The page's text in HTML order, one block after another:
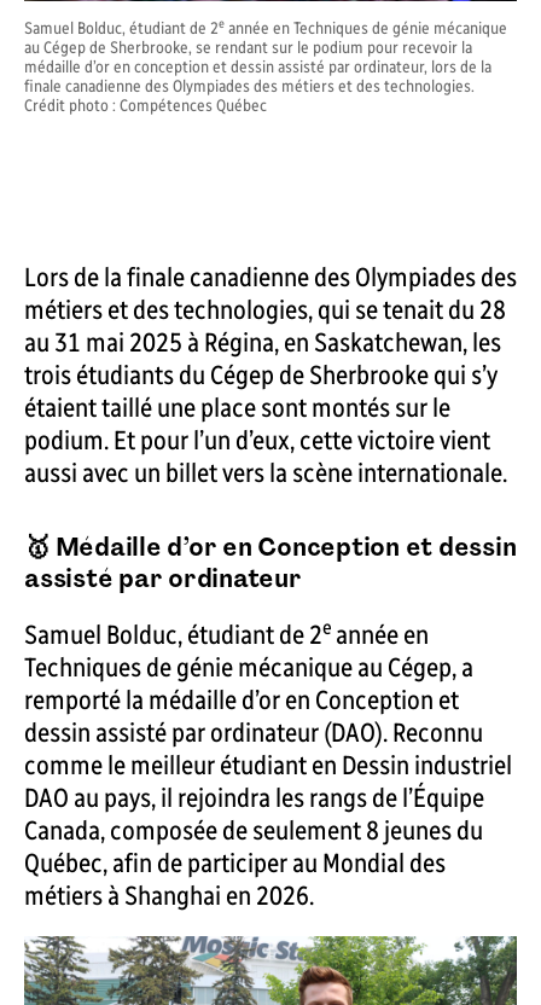
Samuel Bolduc, étudiant de 2e année en Techniques de génie mécanique
au Cégep de Sherbrooke, se rendant sur le podium pour recevoir la
médaille d’or en conception et dessin assisté par ordinateur, lors de la
finale canadienne des Olympiades des métiers et des technologies.
Crédit photo : Compétences Québec
Lors de la finale canadienne des Olympiades des
métiers et des technologies, qui se tenait du 28
au 31 mai 2025 à Régina, en Saskatchewan, les
trois étudiants du Cégep de Sherbrooke qui s’y
étaient taillé une place sont montés sur le
podium. Et pour l’un d’eux, cette victoire vient
aussi avec un billet vers la scène internationale.
🥇 Médaille d’or en Conception et dessin
assisté par ordinateur
Samuel Bolduc, étudiant de 2e année en
Techniques de génie mécanique au Cégep, a
remporté la médaille d’or en Conception et
dessin assisté par ordinateur (DAO). Reconnu
comme le meilleur étudiant en Dessin industriel
DAO au pays, il rejoindra les rangs de l’Équipe
Canada, composée de seulement 8 jeunes du
Québec, afin de participer au Mondial des
métiers à Shanghai en 2026.